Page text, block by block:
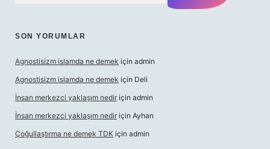
SON YORUMLAR
Agnostisizm islamda ne demek için admin
Agnostisizm islamda ne demek için Deli
İnsan merkezci yaklaşım nedir için admin
İnsan merkezci yaklaşım nedir için Ayhan
Çoğullaştırma ne demek TDK için admin